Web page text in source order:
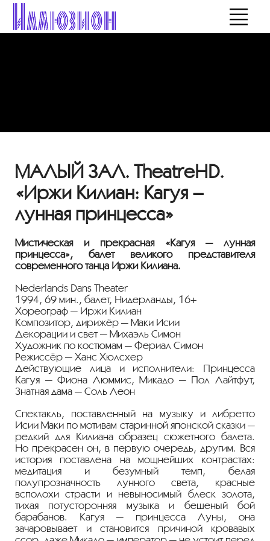
МАЛЫЙ ЗАЛ. TheatreHD.
«Иржи Килиан: Кагуя –
лунная принцесса»
Мистическая и прекрасная «Кагуя — лунная
принцесса», балет великого представителя
современного танца Иржи Килиана.
Nederlands Dans Theater
1994, 69 мин., балет, Нидерланды, 16+
Хореограф — Иржи Килиан
Композитор, дирижёр — Маки Исии
Декорации и свет — Михаэль Симон
Художник по костюмам — Фериал Симон
Режиссёр — Ханс Хюлсхер
Действующие лица и исполнители: Принцесса
Кагуя — Фиона Люммис, Микадо — Пол Лайтфут,
Знатная дама — Соль Леон
Спектакль, поставленный на музыку и либретто
Исии Маки по мотивам старинной японской сказки —
редкий для Килиана образец сюжетного балета.
Но прекрасен он, в первую очередь, другим. Вся
история поставлена на мощнейших контрастах:
медитация и безумный темп, белая
полупрозначность лунного света, красные
всполохи страсти и невыносимый блеск золота,
тихая потусторонняя музыка и бешеный бой
барабанов. Кагуя — принцесса Луны, она
зачаровывает и становится причиной кровавых